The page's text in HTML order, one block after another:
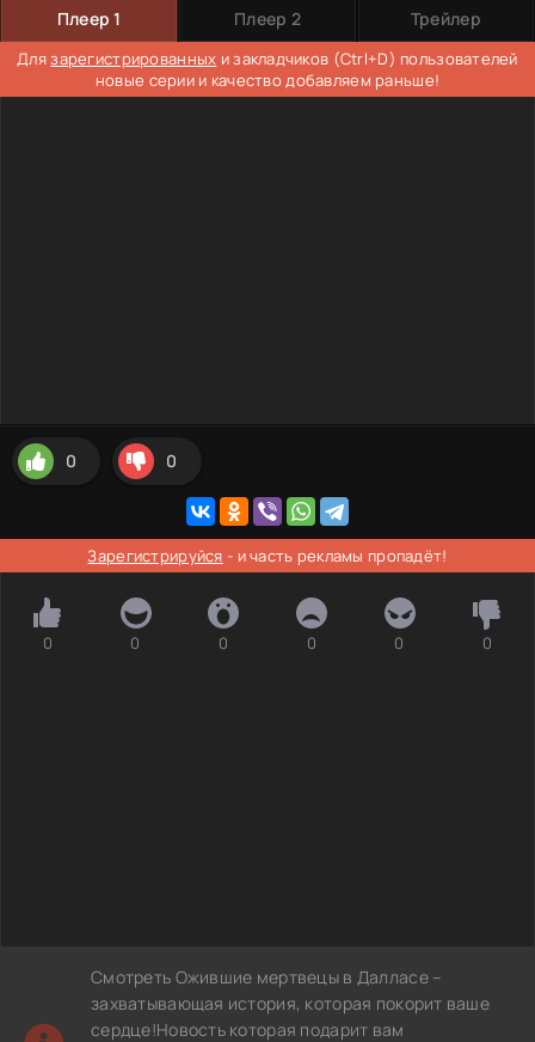
Плеер 1 Плеер 2 Трейлер
Длязарегистрированных и закладчиков (Ctrl+D) пользователей
новые серии и качество добавляем раньше!
0 0
Зарегистрируйся - и часть рекламы пропадёт!
0 0 0 0 0 0
Смотреть Ожившие мертвецы в Далласе –
захватывающая история, которая покорит ваше
сердце!Новость которая подарит вам